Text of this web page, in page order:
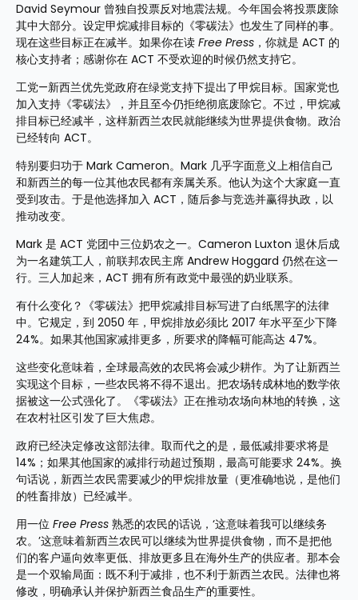
David Seymour 曾独自投票反对地震法规。今年国会将投票废除
其中大部分。设定甲烷减排目标的《零碳法》也发生了同样的事。
现在这些目标正在减半。如果你在读 Free Press ，你就是 ACT 的
核心支持者；感谢你在 ACT 不受欢迎的时候仍然支持它。
工党—新西兰优先党政府在绿党支持下提出了甲烷目标。国家党也
加入支持《零碳法》，并且至今仍拒绝彻底废除它。不过，甲烷减
排目标已经减半，这样新西兰农民就能继续为世界提供食物。政治
已经转向 ACT。
特别要归功于 Mark Cameron。Mark 几乎字面意义上相信自己
和新西兰的每一位其他农民都有亲属关系。他认为这个大家庭一直
受到攻击。于是他选择加入 ACT，随后参与竞选并赢得执政，以
推动改变。
Mark 是 ACT 党团中三位奶农之一。Cameron Luxton 退休后成
为一名建筑工人，前联邦农民主席 Andrew Hoggard 仍然在这一
行。三人加起来，ACT 拥有所有政党中最强的奶业联系。
有什么变化？《零碳法》把甲烷减排目标写进了白纸黑字的法律
中。它规定，到 2050 年，甲烷排放必须比 2017 年水平至少下降
24%。如果其他国家减排更多，所要求的降幅可能高达 47%。
这些变化意味着，全球最高效的农民将会减少耕作。为了让新西兰
实现这个目标，一些农民将不得不退出。把农场转成林地的数学依
据被这一公式强化了。《零碳法》正在推动农场向林地的转换，这
在农村社区引发了巨大焦虑。
政府已经决定修改这部法律。取而代之的是，最低减排要求将是
14%；如果其他国家的减排行动超过预期，最高可能要求 24%。换
句话说，新西兰农民需要减少的甲烷排放量（更准确地说，是他们
的牲畜排放）已经减半。
用一位 Free Press 熟悉的农民的话说，‘这意味着我可以继续务
农。’这意味着新西兰农民可以继续为世界提供食物，而不是把他
们的客户逼向效率更低、排放更多且在海外生产的供应者。那本会
是一个双输局面：既不利于减排，也不利于新西兰农民。法律也将
修改，明确承认并保护新西兰食品生产的重要性。